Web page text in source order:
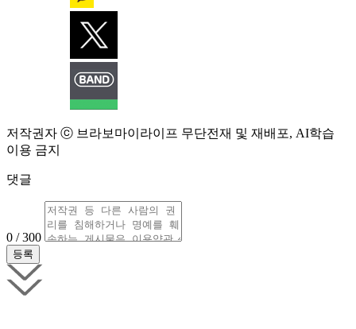
저작권자 ⓒ 브라보마이라이프 무단전재 및 재배포, AI학습
이용 금지
댓글
0 / 300